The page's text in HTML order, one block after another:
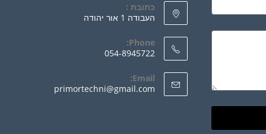
כתובת :
העבודה 1 אור יהודה
Phone:
054-8945722
Email:
primortechni@gmail.com